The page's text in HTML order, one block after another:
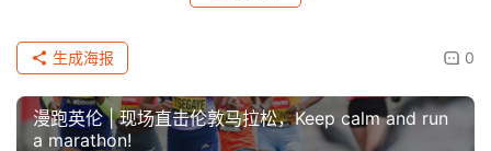
观
察
装
0
生成海报
漫跑英伦 | 现场直击伦敦马拉松，Keep calm and run
a marathon!